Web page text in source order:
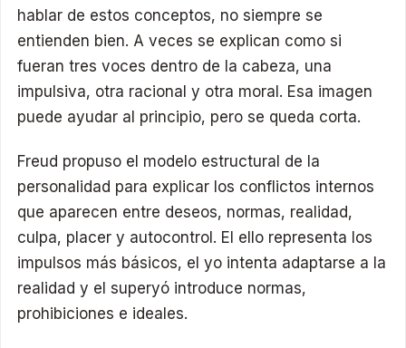
hablar de estos conceptos, no siempre se
entienden bien. A veces se explican como si
fueran tres voces dentro de la cabeza, una
impulsiva, otra racional y otra moral. Esa imagen
puede ayudar al principio, pero se queda corta.
Freud propuso el modelo estructural de la
personalidad para explicar los conflictos internos
que aparecen entre deseos, normas, realidad,
culpa, placer y autocontrol. El ello representa los
impulsos más básicos, el yo intenta adaptarse a la
realidad y el superyó introduce normas,
prohibiciones e ideales.